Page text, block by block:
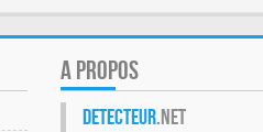
A PROPOS
Detecteur.net